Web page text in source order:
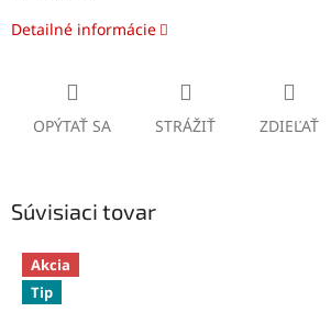
Detailné informácie
OPÝTAŤ SA STRÁŽIŤ ZDIEĽAŤ
Súvisiaci tovar
Akcia
Tip